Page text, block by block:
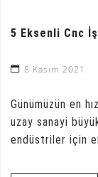
5 Eksenli Cnc
8 Kasım 2021
Günümüzün en
uzay sanayi
endüstriler için